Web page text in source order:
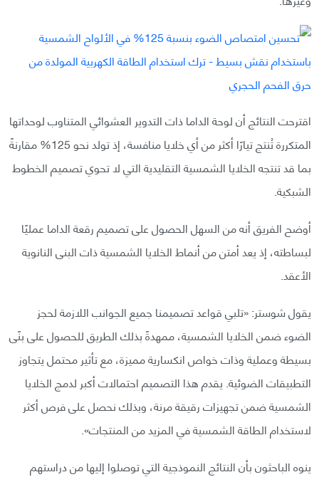
اقترحت النتائج أن لوحة الداما ذات التدوير العشوائي المتناوب لوحداتها
المتكررة تُنتج تيارًا أكثر من أي خلايا منافسة، إذ تولد نحو 125% مقارنةً
بما قد تنتجه الخلايا الشمسية التقليدية التي لا تحوي تصميم الخطوط
الشبكية.
أوضح الفريق أنه من السهل الحصول على تصميم رقعة الداما عمليًا
لبساطته، إذ يعد أمتن من أنماط الخلايا الشمسية ذات البنى النانوية
الأعقد.
يقول شوستر: «تلبي قواعد تصميمنا جميع الجوانب اللازمة لحجز
الضوء ضمن الخلايا الشمسية، ممهدةً بذلك الطريق للحصول على بنًى
بسيطة وعملية وذات خواص انكسارية مميزة، مع تأثير محتمل يتجاوز
التطبيقات الضوئية. يقدم هذا التصميم احتمالات أكبر لدمج الخلايا
الشمسية ضمن تجهيزات رقيقة مرنة، وبذلك نحصل على فرص أكثر
لاستخدام الطاقة الشمسية في المزيد من المنتجات».
ينوه الباحثون بأن النتائج النموذجية التي توصلوا إليها من دراستهم